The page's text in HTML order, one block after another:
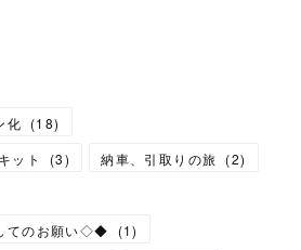
化 (18)
ット
(3) 納車、引取りの旅 (2)
てのお願い◇◆
(1)